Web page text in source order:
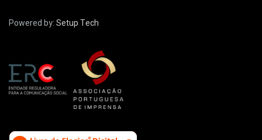
Powered by:Setup Tech